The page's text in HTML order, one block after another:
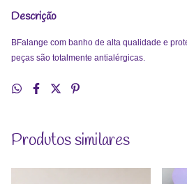
Descrição
BFalange com banho de alta qualidade e
peças são totalmente antialérgicas.
Produtos similares